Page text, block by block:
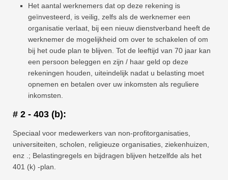
Het aantal werknemers dat op deze rekening is
geïnvesteerd, is veilig, zelfs als de werknemer een
organisatie verlaat, bij een nieuw dienstverband heeft de
werknemer de mogelijkheid om over te schakelen of om
bij het oude plan te blijven. Tot de leeftijd van 70 jaar kan
een persoon beleggen en zijn / haar geld op deze
rekeningen houden, uiteindelijk nadat u belasting moet
opnemen en betalen over uw inkomsten als reguliere
inkomsten.
# 2 - 403 (b):
Speciaal voor medewerkers van non-profitorganisaties,
universiteiten, scholen, religieuze organisaties, ziekenhuizen,
enz .; Belastingregels en bijdragen blijven hetzelfde als het
401 (k) -plan.